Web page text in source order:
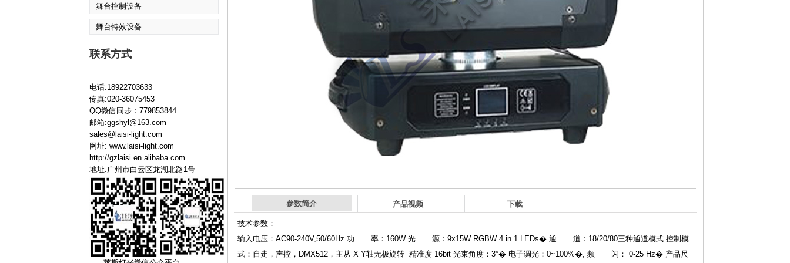
舞台控制设备
舞台特效设备
联系方式
电话:18922703633
传真:020-36075453
QQ微信同步：779853844
邮箱:ggshyl@163.com
sales@laisi-light.com
网址: www.laisi-light.com
http://gzlaisi.en.alibaba.com
地址:广州市白云区龙湖北路1号
参数简介 产品视频 下载
技术参数：
输入电压：AC90-240V,50/60Hz 功 率：160W 光 源：9x15W RGBW 4 in 1 LEDs� 通 道：18/20/80三种通道模式 控制模
式：自走，声控，DMX512，主从 X Y轴无极旋转 精准度 16bit 光束角度：3°� 电子调光：0~100%�, 频 闪： 0-25 Hz� 产品尺